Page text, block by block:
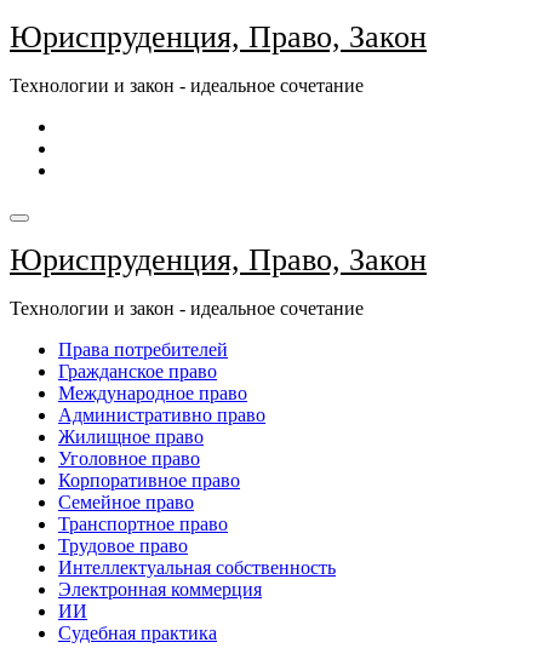
Перейти
к
Юриспруденция, Право, Закон
Технологии и закон - идеальное сочетание
Юриспруденция, Право, Закон
Технологии и закон - идеальное сочетание
Права потребителей
Гражданское право
Международное право
Административно право
Жилищное право
Уголовное право
Корпоративное право
Семейное право
Транспортное право
Трудовое право
Интеллектуальная собственность
Электронная коммерция
ИИ
Судебная практика